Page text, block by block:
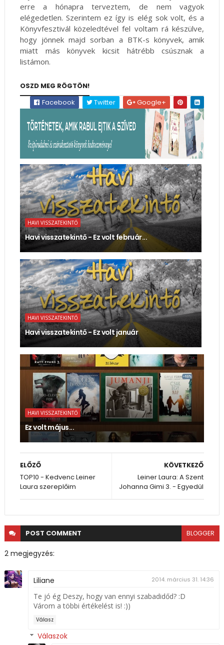
erre a hónapra terveztem, de nem vagyok
elégedetlen. Szerintem ez így is elég sok volt, és a
Könyvfesztivál közeledtével fel voltam rá készülve,
hogy jönnek majd sorban a BTK-s könyvek, amik
miatt más könyvek kicsit hátrébb csúsznak a
listámon.
OSZD MEG RÖGTÖN!
Facebook
Twitter Google+
HAVI VISSZATEKINTŐ
Havi visszatekintő - Ez volt február...
HAVI VISSZATEKINTŐ
Havi visszatekintő - Ez volt január
HAVI VISSZATEKINTŐ
Ez volt május...
KÖVETKEZŐ
Leiner Laura: A Szent
Johanna Gimi 3. - Egyedül
ELŐZŐ
TOP10 - Kedvenc Leiner
Laura szereplőim
POST COMMENT BLOGGER
2 megjegyzés:
Liliane 2014. március 31. 14:36
Te jó ég Deszy, hogy van ennyi szabadidőd? :D
Várom a többi értékelést is! :))
Válasz
Válaszok